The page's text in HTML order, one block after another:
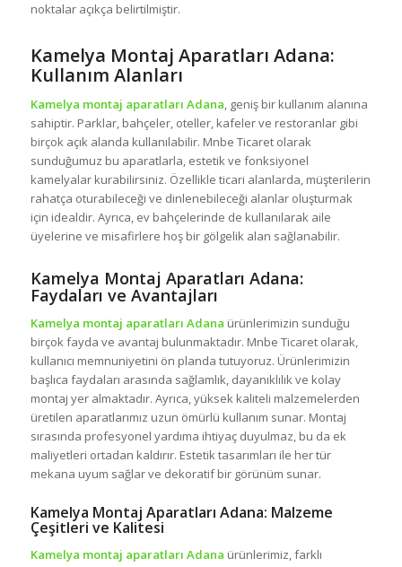
noktalar açıkça belirtilmiştir.
Kamelya Montaj Aparatları Adana:
Kullanım Alanları
Kamelya montaj aparatları Adana, geniş bir kullanım alanına
sahiptir. Parklar, bahçeler, oteller, kafeler ve restoranlar gibi
birçok açık alanda kullanılabilir. Mnbe Ticaret olarak
sunduğumuz bu aparatlarla, estetik ve fonksiyonel
kamelyalar kurabilirsiniz. Özellikle ticari alanlarda, müşterilerin
rahatça oturabileceği ve dinlenebileceği alanlar oluşturmak
için idealdir. Ayrıca, ev bahçelerinde de kullanılarak aile
üyelerine ve misafirlere hoş bir gölgelik alan sağlanabilir.
Kamelya Montaj Aparatları Adana:
Faydaları ve Avantajları
Kamelya montaj aparatları Adana ürünlerimizin sunduğu
birçok fayda ve avantaj bulunmaktadır. Mnbe Ticaret olarak,
kullanıcı memnuniyetini ön planda tutuyoruz. Ürünlerimizin
başlıca faydaları arasında sağlamlık, dayanıklılık ve kolay
montaj yer almaktadır. Ayrıca, yüksek kaliteli malzemelerden
üretilen aparatlarımız uzun ömürlü kullanım sunar. Montaj
sırasında profesyonel yardıma ihtiyaç duyulmaz, bu da ek
maliyetleri ortadan kaldırır. Estetik tasarımları ile her tür
mekana uyum sağlar ve dekoratif bir görünüm sunar.
Kamelya Montaj Aparatları Adana: Malzeme
Çeşitleri ve Kalitesi
Kamelya montaj aparatları Adana ürünlerimiz, farklı